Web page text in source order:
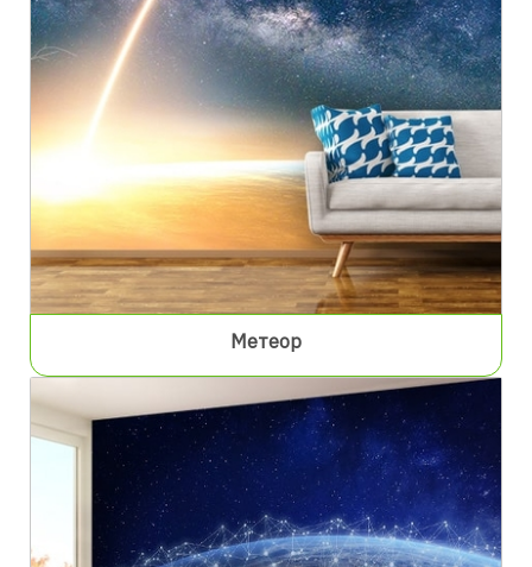
Метеор